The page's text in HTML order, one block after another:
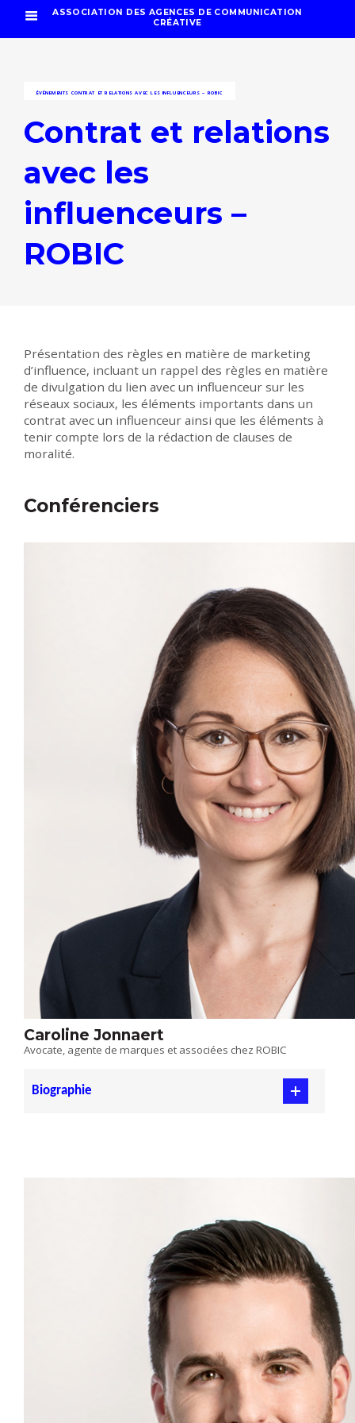
ASSOCIATION DES AGENCES DE COMMUNICATION
CRÉATIVE
ÉVÉNEMENTS CONTRAT ET RELATIONS AVEC LES INFLUENCEURS – ROBIC
Contrat et relations
avec les
influenceurs –
ROBIC
Présentation des règles en matière de marketing
d’influence, incluant un rappel des règles en matière
de divulgation du lien avec un influenceur sur les
réseaux sociaux, les éléments importants dans un
contrat avec un influenceur ainsi que les éléments à
tenir compte lors de la rédaction de clauses de
moralité.
Conférenciers
Caroline Jonnaert
Avocate, agente de marques et associées chez ROBIC
Biographie